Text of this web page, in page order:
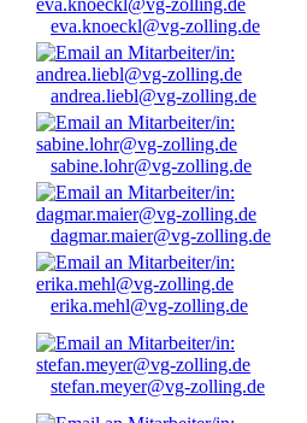
eva.knoeckl@vg-zolling.de
andrea.liebl@vg-zolling.de
sabine.lohr@vg-zolling.de
dagmar.maier@vg-zolling.de
erika.mehl@vg-zolling.de
stefan.meyer@vg-zolling.de